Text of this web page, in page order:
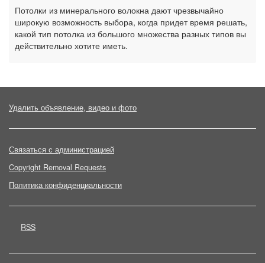
Потолки из минерального волокна дают чрезвычайно
широкую возможность выбора, когда придет время решать,
какой тип потолка из большого множества разных типов вы
действительно хотите иметь.
Удалить объявление, видео и фото
Связаться с администрацией
Copyright Removal Requests
Политика конфиденциальности
RSS